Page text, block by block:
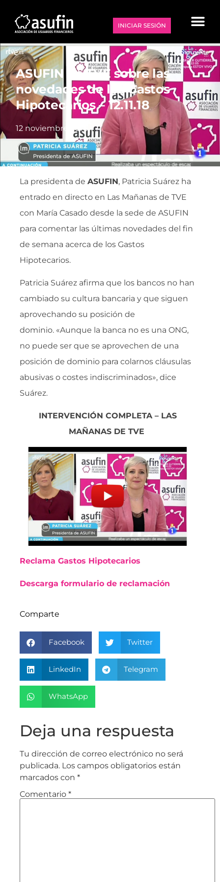
INICIAR SESIÓN
ASUFIN en TVE sobre las
novedades de los Gastos
Hipotecarios – 12.11.18
12 noviembre 2018
La presidenta de ASUFIN, Patricia Suárez ha
entrado en directo en Las Mañanas de TVE
con María Casado desde la sede de ASUFIN
para comentar las últimas novedades del fin
de semana acerca de los Gastos
Hipotecarios.
Patricia Suárez afirma que los bancos no han
cambiado su cultura bancaria y que siguen
aprovechando su posición de
dominio. «Aunque la banca no es una ONG,
no puede ser que se aprovechen de una
posición de dominio para colarnos cláusulas
abusivas o costes indiscriminados», dice
Suárez.
INTERVENCIÓN COMPLETA – LAS
MAÑANAS DE TVE
Reclama Gastos Hipotecarios
Descarga formulario de reclamación
Comparte
Facebook Twitter
LinkedIn Telegram
WhatsApp
Deja una respuesta
Tu dirección de correo electrónico no será
publicada. Los campos obligatorios están
marcados con *
Comentario *